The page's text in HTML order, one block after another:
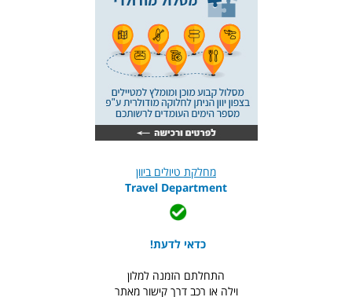
מחלקת טיולים ביוון
Travel Department
כדאי לדעת!
התחלתם הזמנה למלון
וילה או רכב דרך קישור מאתר